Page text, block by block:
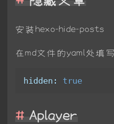
安装hexo-hide-posts
在md文件的yaml处填写
hidden: true
Aplayer